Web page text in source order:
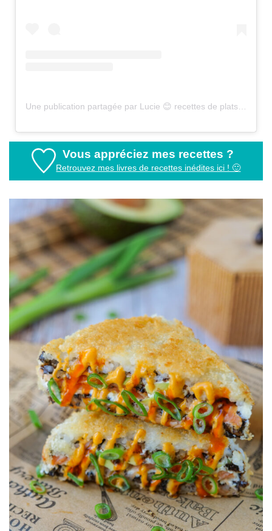
Vous appréciez mes recettes ?
Retrouvez mes livres de recettes inédites ici ! 🙂